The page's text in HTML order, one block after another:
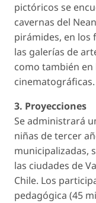
pictóricos se
cavernas del
pirámides, en los
las galerías de
como también en
cinematográficas.
3. Proyecciones
Se administrará
niñas de tercer
municipalizadas,
las ciudades de
Chile. Los
pedagógica (45